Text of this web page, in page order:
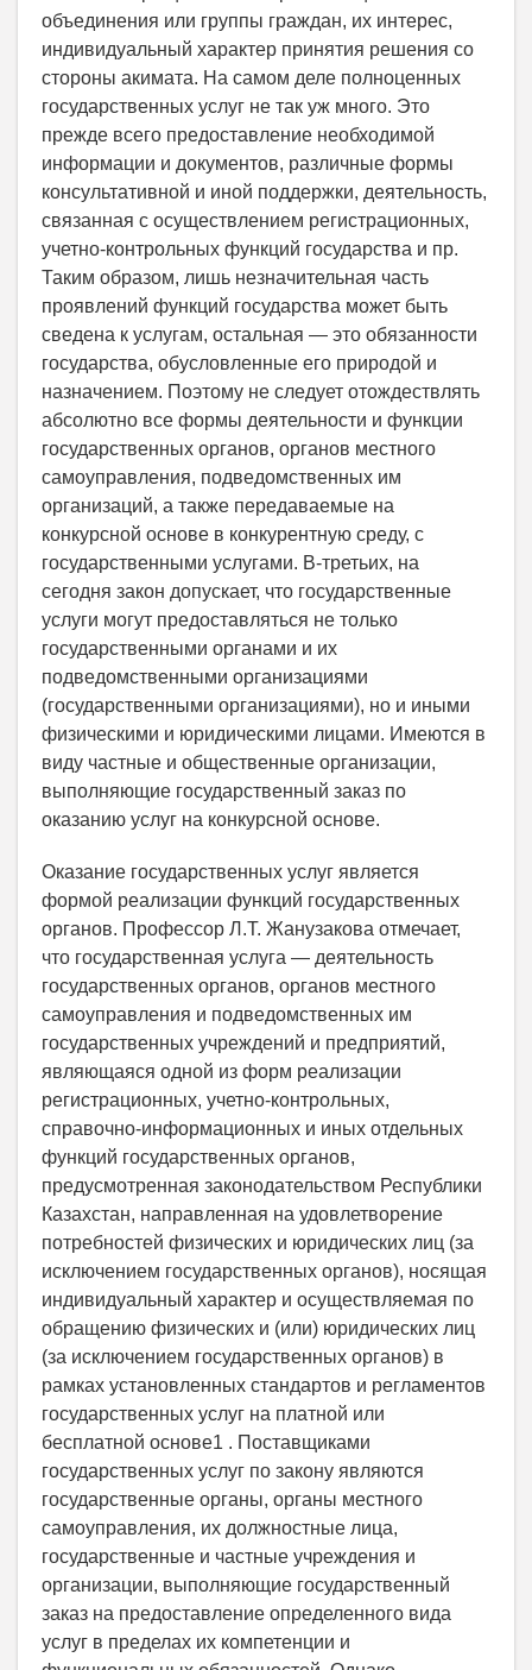
объединения или группы граждан, их интерес,
индивидуальный характер принятия решения со
стороны акимата. На самом деле полноценных
государственных услуг не так уж много. Это
прежде всего предоставление необходимой
информации и документов, различные формы
консультативной и иной поддержки, деятельность,
связанная с осуществлением регистрационных,
учетно-контрольных функций государства и пр.
Таким образом, лишь незначительная часть
проявлений функций государства может быть
сведена к услугам, остальная — это обязанности
государства, обусловленные его природой и
назначением. Поэтому не следует отождествлять
абсолютно все формы деятельности и функции
государственных органов, органов местного
самоуправления, подведомственных им
организаций, а также передаваемые на
конкурсной основе в конкурентную среду, с
государственными услугами. В-третьих, на
сегодня закон допускает, что государственные
услуги могут предоставляться не только
государственными органами и их
подведомственными организациями
(государственными организациями), но и иными
физическими и юридическими лицами. Имеются в
виду частные и общественные организации,
выполняющие государственный заказ по
оказанию услуг на конкурсной основе.
Оказание государственных услуг является
формой реализации функций государственных
органов. Профессор Л.Т. Жанузакова отмечает,
что государственная услуга — деятельность
государственных органов, органов местного
самоуправления и подведомственных им
государственных учреждений и предприятий,
являющаяся одной из форм реализации
регистрационных, учетно-контрольных,
справочно-информационных и иных отдельных
функций государственных органов,
предусмотренная законодательством Республики
Казахстан, направленная на удовлетворение
потребностей физических и юридических лиц (за
исключением государственных органов), носящая
индивидуальный характер и осуществляемая по
обращению физических и (или) юридических лиц
(за исключением государственных органов) в
рамках установленных стандартов и регламентов
государственных услуг на платной или
бесплатной основе1 . Поставщиками
государственных услуг по закону являются
государственные органы, органы местного
самоуправления, их должностные лица,
государственные и частные учреждения и
организации, выполняющие государственный
заказ на предоставление определенного вида
услуг в пределах их компетенции и